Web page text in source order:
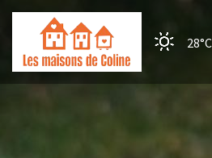
28°C